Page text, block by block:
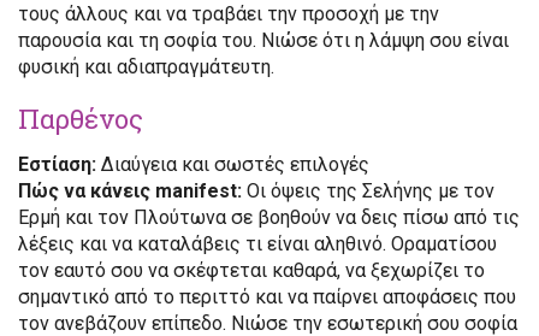
τους άλλους και να τραβάει την προσοχή με την
παρουσία και τη σοφία του. Νιώσε ότι η λάμψη σου είναι
φυσική και αδιαπραγμάτευτη.
Παρθένος
Εστίαση: Διαύγεια και σωστές επιλογές
Πώς να κάνεις manifest: Οι όψεις της Σελήνης με τον
Ερμή και τον Πλούτωνα σε βοηθούν να δεις πίσω από τις
λέξεις και να καταλάβεις τι είναι αληθινό. Οραματίσου
τον εαυτό σου να σκέφτεται καθαρά, να ξεχωρίζει το
σημαντικό από το περιττό και να παίρνει αποφάσεις που
τον ανεβάζουν επίπεδο. Νιώσε την εσωτερική σου σοφία